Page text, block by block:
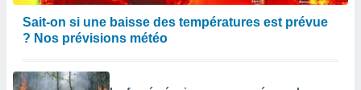
Sait-on si une baisse des températures est prévue
? Nos prévisions météo